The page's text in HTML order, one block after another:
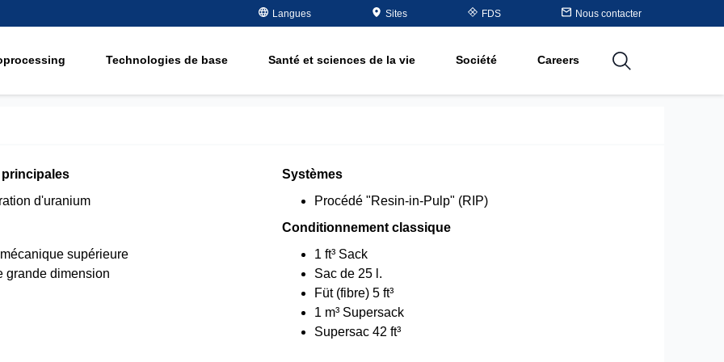
Langues Sites FDS Nous contacter
Technologies de base Santé et sciences de la vie Société Careers
Semiconducteur -
Pétrole et gaz
Eau potable et de nappe
des métaux
organiques
Table
d'uranium
supérieure
grande dimension
Systèmes
Procédé "Resin-in-Pulp" (RIP)
Conditionnement classique
1 ft³ Sack
Sac de 25 l.
Füt (fibre) 5 ft³
1 m³ Supersack
Supersac 42 ft³